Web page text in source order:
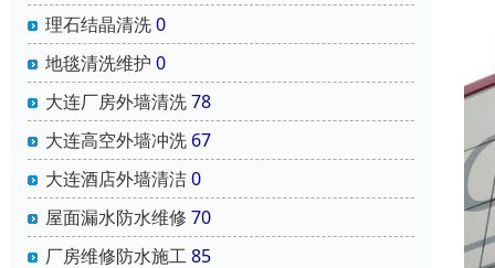
理石结晶清洗0
地毯清洗维护 0
大连厂房外墙清洗78
大连高空外墙冲洗 67
大连酒店外墙清洁0
屋面漏水防水维修 70
厂房维修防水施工85